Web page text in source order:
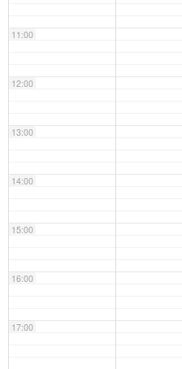
11:00
12:00
13:00
14:00
15:00
16:00
17:00